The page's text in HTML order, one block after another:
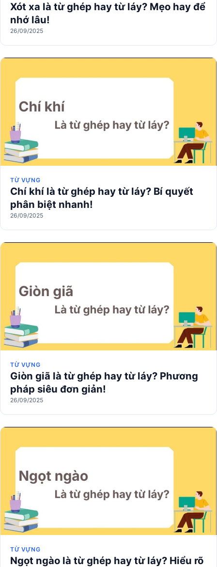
Xót xa là từ ghép hay từ láy? Mẹo hay để
nhớ lâu!
26/09/2025
TỪ VỰNG
Chí khí là từ ghép hay từ láy? Bí quyết
phân biệt nhanh!
26/09/2025
TỪ VỰNG
Giòn giã là từ ghép hay từ láy? Phương
pháp siêu đơn giản!
26/09/2025
TỪ VỰNG
Ngọt ngào là từ ghép hay từ láy? Hiểu rõ